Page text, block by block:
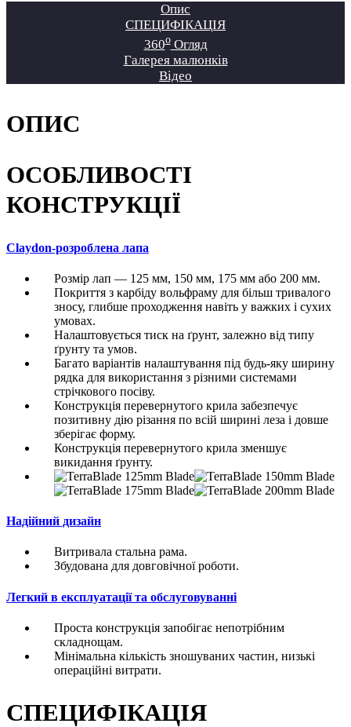
Опис
СПЕЦИФІКАЦІЯ
360oОгляд
Галерея малюнків
Відео
ОПИС
ОСОБЛИВОСТІ
КОНСТРУКЦІЇ
Claydon-розроблена лапа
Розмір лап — 125 мм, 150 мм, 175 мм або 200 мм.
Покриття з карбіду вольфраму для більш тривалого
зносу, глибше проходження навіть у важких і сухих
умовах.
Налаштовується тиск на ґрунт, залежно від типу
ґрунту та умов.
Багато варіантів налаштування під будь-яку ширину
рядка для використання з різними системами
стрічкового посіву.
Конструкція перевернутого крила забезпечує
позитивну дію різання по всій ширині леза і довше
зберігає форму.
Конструкція перевернутого крила зменшує
викидання ґрунту.
Надійний дизайн
Витривала стальна рама.
Збудована для довговічної роботи.
Легкий в експлуатації та обслуговуванні
Проста конструкція запобігає непотрібним
складнощам.
Мінімальна кількість зношуваних частин, низькі
операційні витрати.
СПЕЦИФІКАЦІЯ